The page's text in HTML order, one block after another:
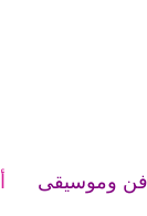
فن وموسيقى